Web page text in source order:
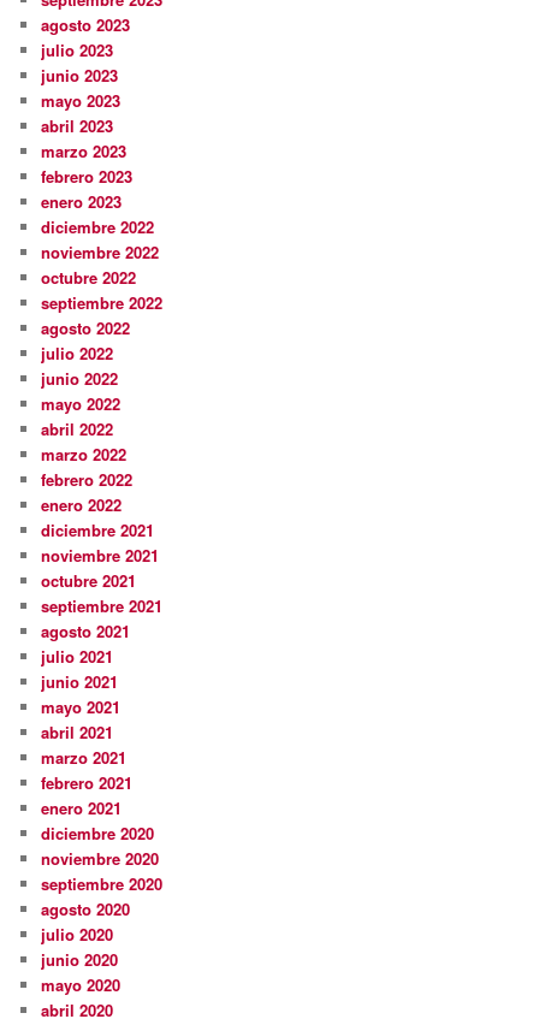
agosto 2023
julio 2023
junio 2023
mayo 2023
abril 2023
marzo 2023
febrero 2023
enero 2023
diciembre 2022
noviembre 2022
octubre 2022
septiembre 2022
agosto 2022
julio 2022
junio 2022
mayo 2022
abril 2022
marzo 2022
febrero 2022
enero 2022
diciembre 2021
noviembre 2021
octubre 2021
septiembre 2021
agosto 2021
julio 2021
junio 2021
mayo 2021
abril 2021
marzo 2021
febrero 2021
enero 2021
diciembre 2020
noviembre 2020
septiembre 2020
agosto 2020
julio 2020
junio 2020
mayo 2020
abril 2020